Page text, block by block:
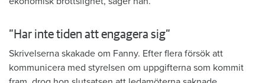
”Har inte tiden att engagera sig”
Skrivelserna skakade om Fanny. Efter flera försök att
kommunicera med styrelsen om uppgifterna som kommit